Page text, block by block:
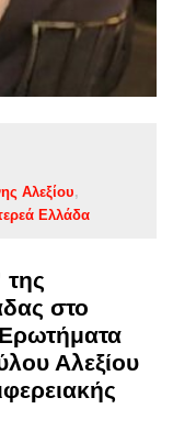
Αλεξίου
Ελλάδα
στο
Αλεξίου